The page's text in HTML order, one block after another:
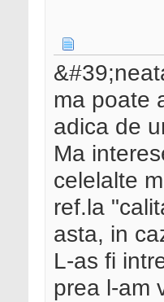
ma poate
adica de
Ma
celelalte
ref.la
asta, in
L-as fi
prea l-am